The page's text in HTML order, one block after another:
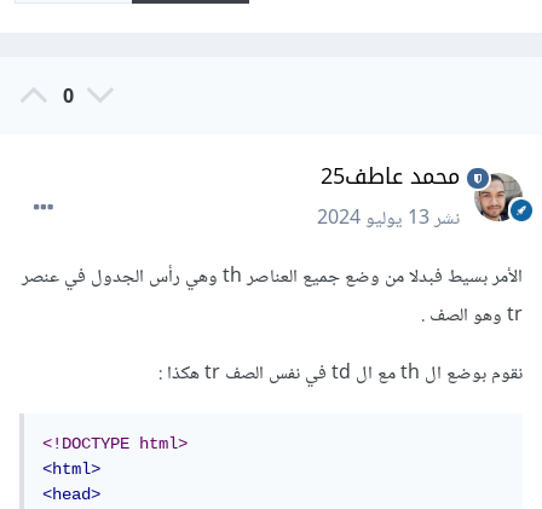
0
محمد عاطف25
نشر13 يوليو 2024
الأمر بسيط فبدلا من وضع جميع العناصر th وهي رأس الجدول في عنصر
tr وهو الصف .
نقوم بوضع ال th مع ال td في نفس الصف tr هكذا
<!DOCTYPE html>
<html>
<head>